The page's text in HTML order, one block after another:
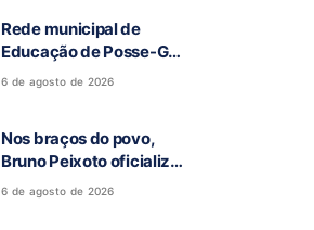
Rede municipal de
Educação de Posse-GO
atinge resultado
6 de agosto de 2026
Nos braços do povo,
Bruno Peixoto oficializa
candidatura a deputado
6 de agosto de 2026